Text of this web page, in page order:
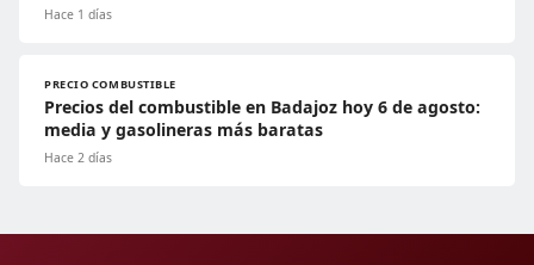
Hace 1 días
PRECIO COMBUSTIBLE
Precios del combustible en Badajoz hoy 6 de agosto:
media y gasolineras más baratas
Hace 2 días